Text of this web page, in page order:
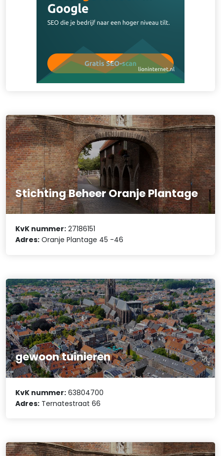
Stichting Beheer Oranje Plantage
KvK nummer: 27186151
Adres: Oranje Plantage 45 -46
gewoon tuinieren
KvK nummer: 63804700
Adres: Ternatestraat 66